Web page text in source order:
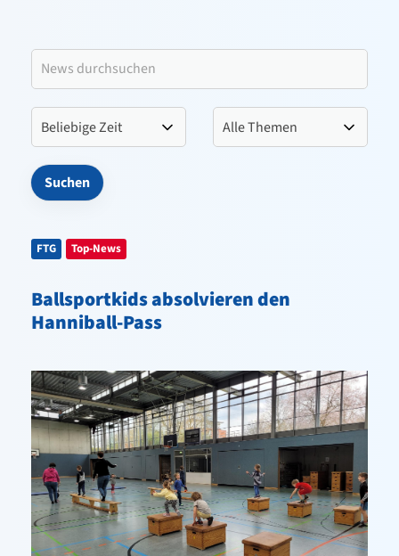
FTG Top-News
Ballsportkids absolvieren den
Hanniball-Pass
Sportangebote
Kontakt